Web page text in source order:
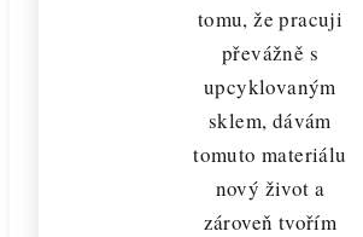
tomu, že pracuji
převážně s
upcyklovaným
sklem, dávám
tomuto materiálu
nový život a
zároveň tvořím